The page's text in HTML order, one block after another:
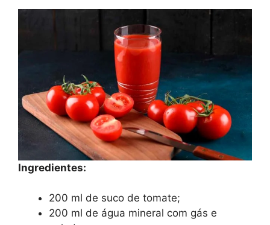
Ingredientes:
200 ml de suco de tomate;
200 ml de água mineral com gás e